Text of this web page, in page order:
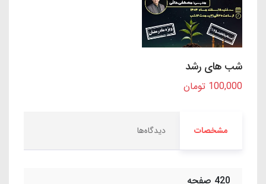
شب های رشد
100,000 تومان
مشخصات دیدگاه‌ها
420 صفحه